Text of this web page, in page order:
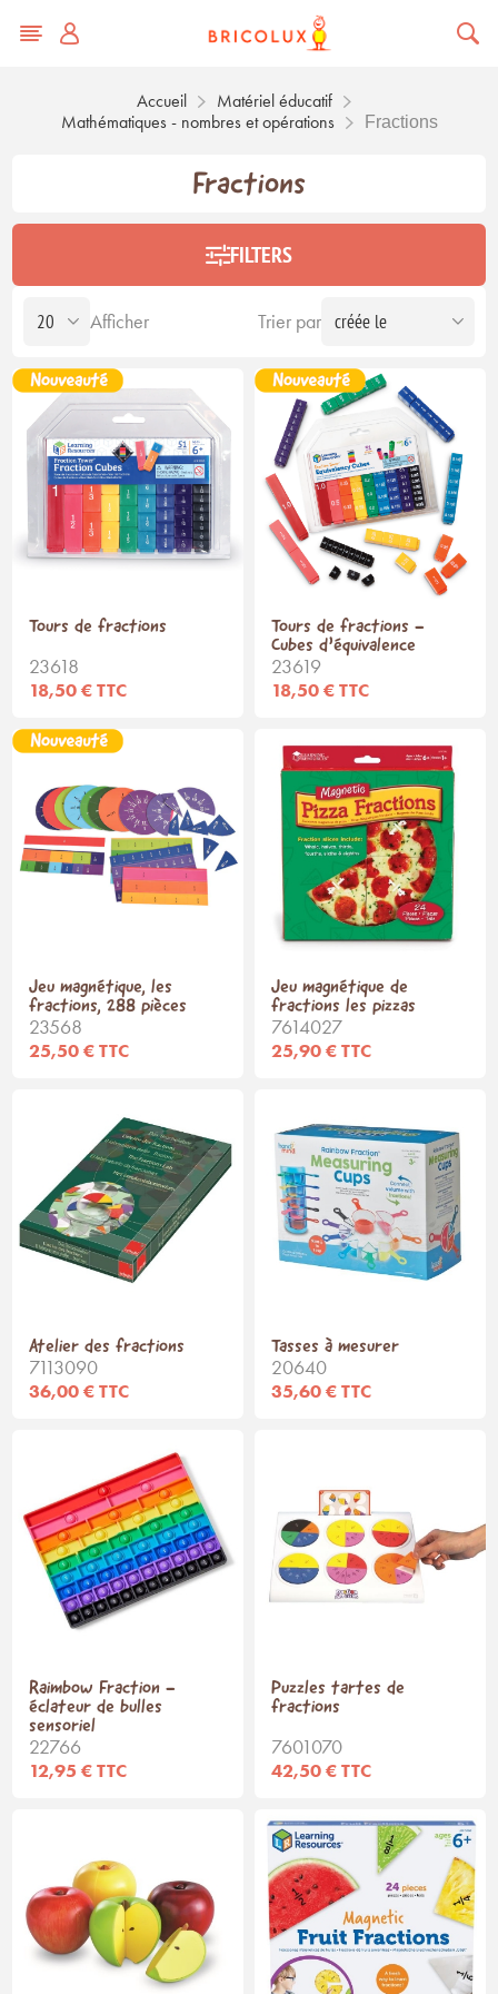
Accueil
Matériel éducatif
Mathématiques - nombres et opérations
Fractions
Fractions
FILTERS
Trier par
Afficher
Tours de fractions
23618
18,50 € TTC
Tours de fractions -
Cubes d’équivalence
23619
18,50 € TTC
Jeu magnétique, les
fractions, 288 pièces
23568
25,50 € TTC
Jeu magnétique de
fractions les pizzas
7614027
25,90 € TTC
Atelier des fractions
7113090
36,00 € TTC
Tasses à mesurer
20640
35,60 € TTC
Raimbow Fraction -
éclateur de bulles
sensoriel
22766
12,95 € TTC
Puzzles tartes de
fractions
7601070
42,50 € TTC